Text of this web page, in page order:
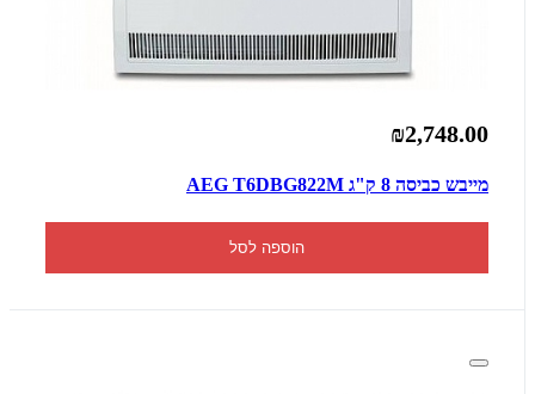
₪2,748.00
מייבש כביסה 8 ק"ג AEG T6DBG822M
הוספה לסל